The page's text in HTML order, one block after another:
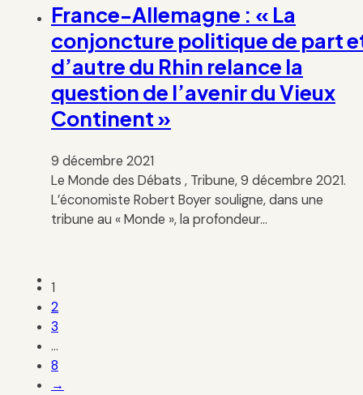
France-Allemagne : « La
conjoncture politique de part
d’autre du Rhin relance la
question de l’avenir du Vieux
Continent »
9 décembre 2021
Le Monde des Débats , Tribune, 9 décembre 2021.
L’économiste Robert Boyer souligne, dans une
tribune au « Monde », la profondeur…
1
2
3
…
8
→